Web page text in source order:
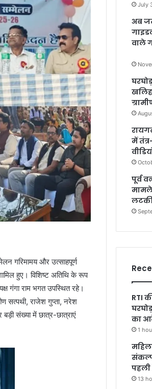
गरिमामय और उत्साहपूर्ण
हुए। विशिष्ट अतिथि के रूप
गंगा राम भगत उपस्थित रहे।
सत्पथी, राजेश गुप्ता, नरेश
बड़ी संख्या में छात्र-छात्राएं
July
अब
वाले
में
पूर्व
मामले
लटकी
RTI
का
1
13